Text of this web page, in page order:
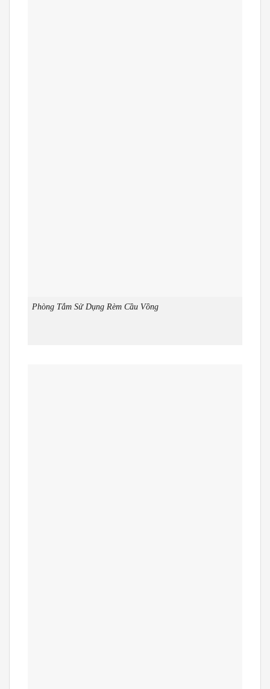
Phòng Tắm Sử Dụng Rèm Cầu Vồng